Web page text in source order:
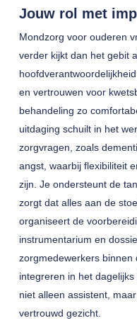
Jouw rol met
Mondzorg voor ouderen
verder kijkt dan het gebit
en vertrouwen voor
behandeling zo
uitdaging schuilt in het
zorgvragen, zoals
angst, waarbij flexibiliteit
zijn. Je ondersteunt de
zorgt dat alles aan de
organiseert de
instrumentarium en
zorgmedewerkers
integreren in het
niet alleen assistent,
vertrouwd gezicht.